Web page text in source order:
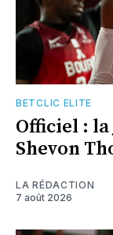
BETCLIC ELITE
Officiel :
Shevon
LA RÉDACTION
7 août 2026